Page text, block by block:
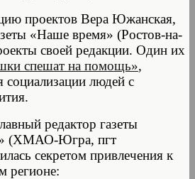
проектов Вера Южанская,
«Наше время» (Ростов-на-
своей редакции. Один их
спешат на помощь»,
социализации людей с
редактор газеты
(ХМАО-Югра, пгт
секретом привлечения к
регионе: